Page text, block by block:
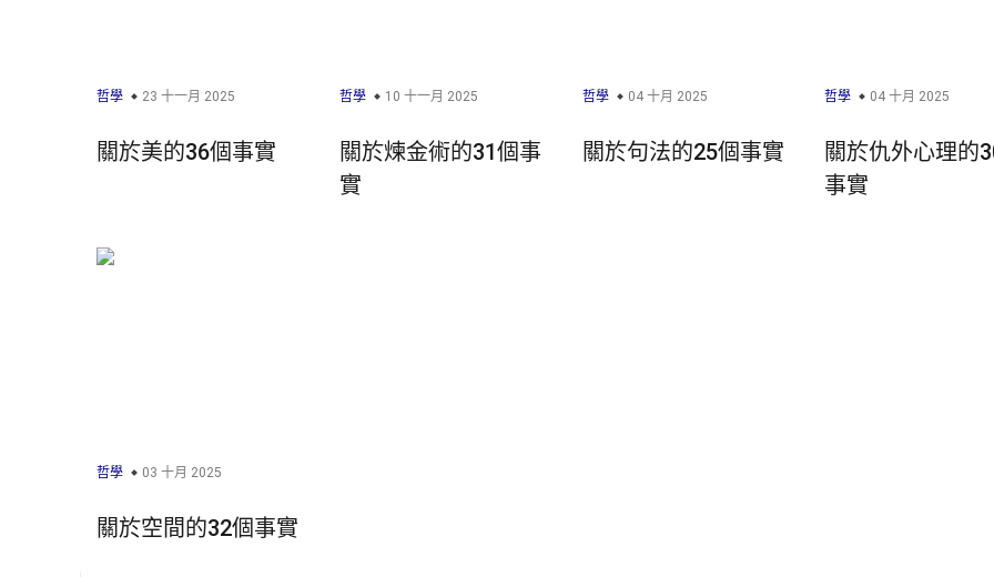
哲學 23 十一月 2025
關於美的36個事實
哲學 10 十一月 2025
關於煉金術的31個事
實
哲學 04 十月 2025
關於句法的25個事實
哲學 04 十月 2025
關於仇外心理的
事實
哲學 03 十月 2025
關於空間的32個事實